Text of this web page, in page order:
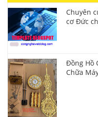
Chuyên
cơ Đức
Đồng Hồ
Chữa